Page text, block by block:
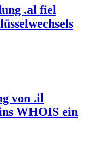
.al fiel
von .il
WHOIS ein